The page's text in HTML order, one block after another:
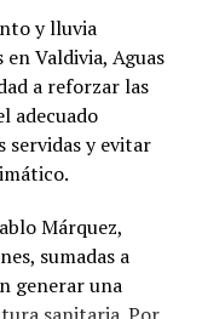
entregados por
efectuado
de
llamado a la
en las
informados a
a
de los
y lluvia
Valdivia, Aguas
a reforzar las
adecuado
servidas y evitar
Márquez,
sumadas a
generar una